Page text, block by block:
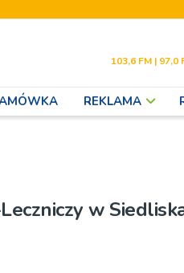
103,6 FM | 97,0
REKLAMA
w